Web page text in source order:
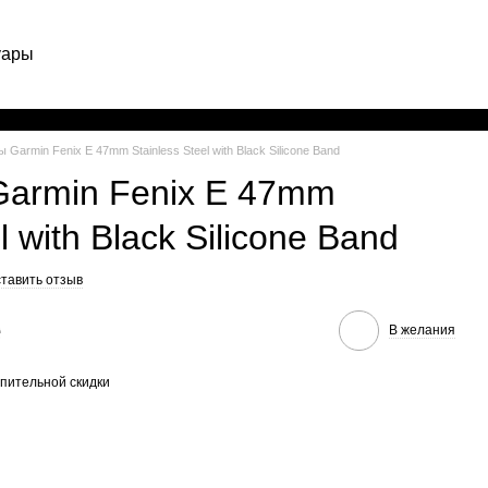
Garmin Fenix E 47mm Stainless Steel with Black Silicone Band
Fenix E 47mm
with Black Silicone Band
отзыв
В желания
скидки